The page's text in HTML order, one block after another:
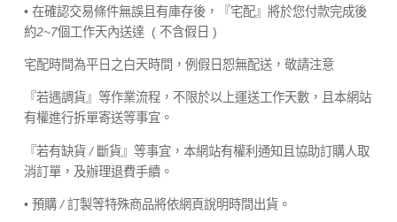
• 在確認交易條件無誤且有庫存後，『宅配』將於您付款完成後
約2~7個工作天內送達 ( 不含假日 )
宅配時間為平日之白天時間，例假日恕無配送，敬請注意
『若遇調貨』等作業流程，不限於以上運送工作天數，且本網站
有權進行拆單寄送等事宜。
『若有缺貨/ 斷貨』等事宜，本網站有權利通知且協助訂購人取
消訂單，及辦理退費手續。
• 預購/訂製等特殊商品將依網頁說明時間出貨。